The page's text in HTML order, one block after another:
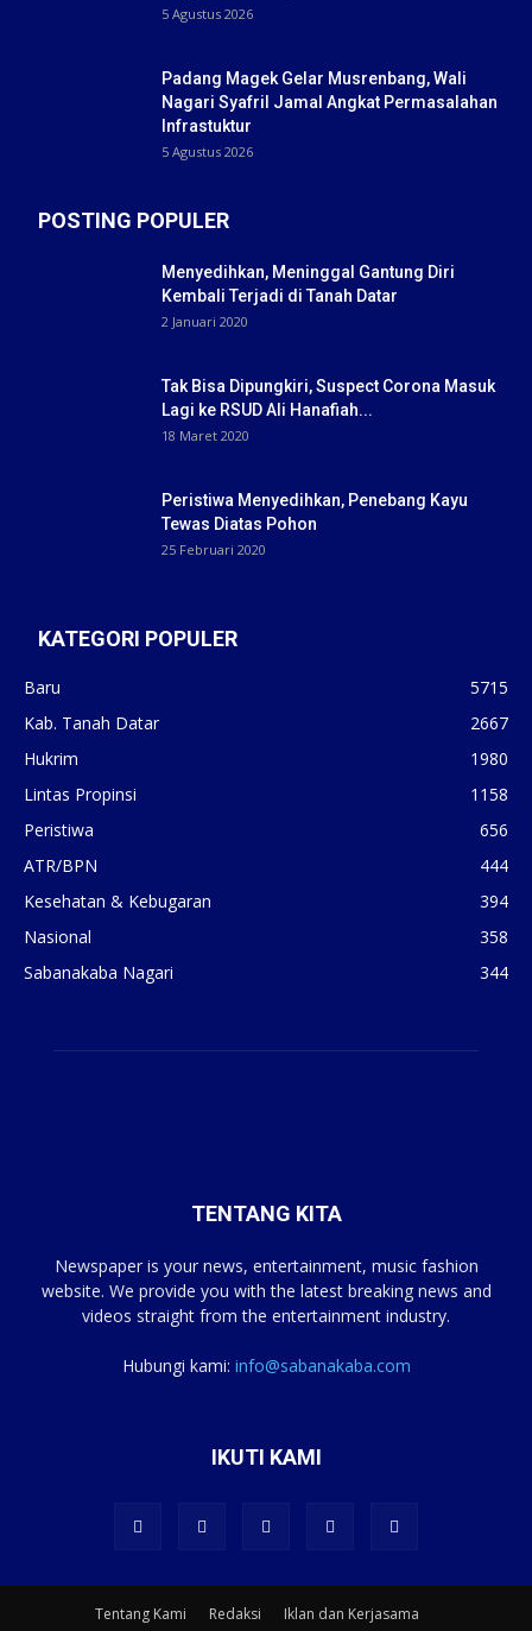
5 Agustus 2026
Padang Magek Gelar Musrenbang, Wali
Nagari Syafril Jamal Angkat Permasalahan
Infrastuktur
5 Agustus 2026
POSTING POPULER
Menyedihkan, Meninggal Gantung Diri
Kembali Terjadi di Tanah Datar
2 Januari 2020
Tak Bisa Dipungkiri, Suspect Corona Masuk
Lagi ke RSUD Ali Hanafiah...
18 Maret 2020
Peristiwa Menyedihkan, Penebang Kayu
Tewas Diatas Pohon
25 Februari 2020
KATEGORI POPULER
Baru
5715
Kab. Tanah Datar
2667
Hukrim
1980
Lintas Propinsi
1158
Peristiwa
656
ATR/BPN
444
Kesehatan & Kebugaran
394
Nasional
358
Sabanakaba Nagari
344
TENTANG KITA
Newspaper is your news, entertainment, music fashion
website. We provide you with the latest breaking news and
videos straight from the entertainment industry.
Hubungi kami: info@sabanakaba.com
IKUTI KAMI
Tentang Kami Redaksi
Iklan dan Kerjasama